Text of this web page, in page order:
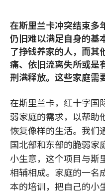
在斯里兰卡冲突结束多
仍旧难以满足自身的基
了挣钱养家的人，而其
痛、依旧流离失所或是
刑满释放。这些家庭需
在斯里兰卡，红十字国
弱家庭的需求，以帮助
恢复像样的生活。我
国北部和东部的脆弱家
小生意，这个项目与斯
相辅相成。家庭的一名
本的培训，把自己的小